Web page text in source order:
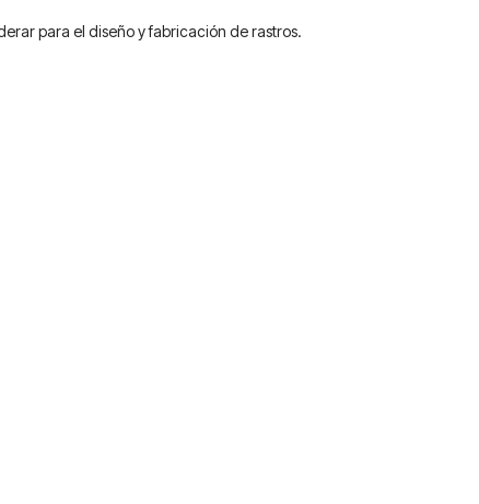
para el diseño y fabricación de rastros.